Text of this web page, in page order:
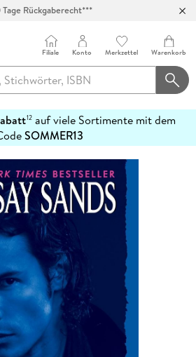
Tage Rückgaberecht***
Filiale Konto Merkzettel Warenkorb
12auf viele Sortimente mit dem
SOMMER13